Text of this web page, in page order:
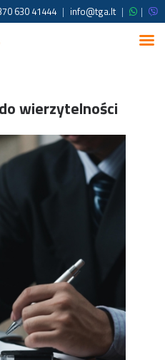
630 41444 | info@tga.lt | |
wierzytelności